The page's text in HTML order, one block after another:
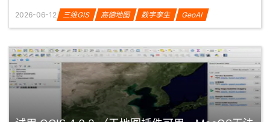
2026-06-12 三维GIS 高德地图 数字孪生 GeoAI